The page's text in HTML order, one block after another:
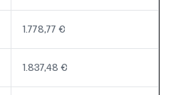
1.778,77 €
1.837,48 €